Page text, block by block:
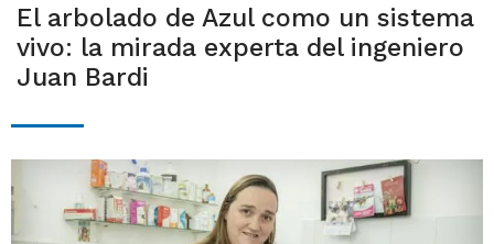
El arbolado de Azul como un sistema
vivo: la mirada experta del ingeniero
Juan Bardi